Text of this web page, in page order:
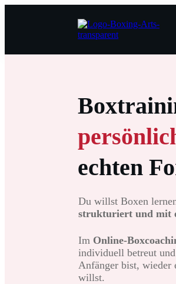
echten
Du willst Boxen
strukturiert und mit
Im Online-
individuell betreut
Anfänger bist, wieder
willst.